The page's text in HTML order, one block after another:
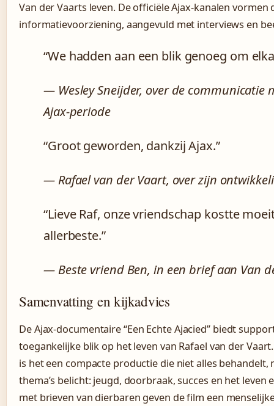
Van der Vaarts leven. De officiële Ajax-kanalen vormen
informatievoorziening, aangevuld met interviews en
“We hadden aan een blik genoeg om
— Wesley Sneijder, over de
Ajax-periode
“Groot geworden, dankzij Ajax.”
— Rafael van der Vaart, over zijn
“Lieve Raf, onze vriendschap kostte
allerbeste.”
— Beste vriend Ben, in een brief aan Van
Samenvatting en kijkadvies
De Ajax-documentaire “Een Echte Ajacied” biedt
toegankelijke blik op het leven van Rafael van der
is het een compacte productie die niet alles behandelt,
thema’s belicht: jeugd, doorbraak, succes en het
met brieven van dierbaren geven de film een